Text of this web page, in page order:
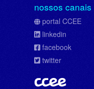
nossos canais
portal CCEE
linkedin
facebook
twitter